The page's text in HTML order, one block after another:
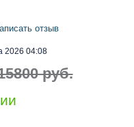
2026 04:08
отзыв
руб.